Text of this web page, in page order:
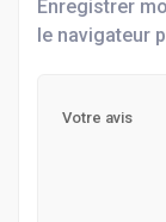
Enregistrer
le navigateur